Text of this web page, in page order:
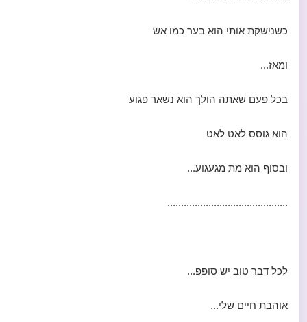
כשנישקת אותי הוא בער כמו אש
ומאז...
בכל פעם שאתה הולך הוא נשאר פגוע
הוא גוסס לאט לאט
ובסוף הוא מת מגעגוע...
............................................
לכל דבר טוב יש סופפ...
אוהבת חיים שלי...